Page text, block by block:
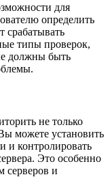
для
определить
срабатывать
типы проверок,
должны быть
не только
можете установить
и контролировать
Это особенно
серверов и